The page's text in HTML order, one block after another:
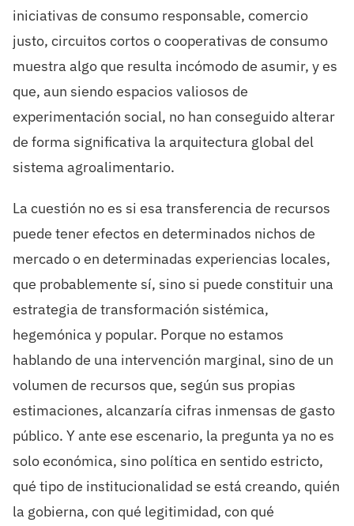
iniciativas de consumo responsable, comercio
justo, circuitos cortos o cooperativas de consumo
muestra algo que resulta incómodo de asumir, y es
que, aun siendo espacios valiosos de
experimentación social, no han conseguido alterar
de forma significativa la arquitectura global del
sistema agroalimentario.
La cuestión no es si esa transferencia de recursos
puede tener efectos en determinados nichos de
mercado o en determinadas experiencias locales,
que probablemente sí, sino si puede constituir una
estrategia de transformación sistémica,
hegemónica y popular. Porque no estamos
hablando de una intervención marginal, sino de un
volumen de recursos que, según sus propias
estimaciones, alcanzaría cifras inmensas de gasto
público. Y ante ese escenario, la pregunta ya no es
solo económica, sino política en sentido estricto,
qué tipo de institucionalidad se está creando, quién
la gobierna, con qué legitimidad, con qué